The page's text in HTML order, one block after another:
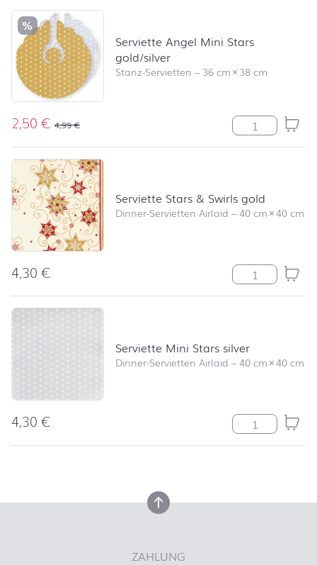
%
Serviette Angel Mini Stars
gold/silver
Stanz-Servietten –36 cm×38 cm
2,50€ 4,99€ Serviette
Serviette Stars & Swirls gold
Dinner-Servietten Airlaid –40 cm×40 cm
4,30€ Serviette Stars
Serviette Mini Stars silver
Dinner-Servietten Airlaid –40 cm×40 cm
4,30€ Serviette Mini
nach oben
ZAHLUNG